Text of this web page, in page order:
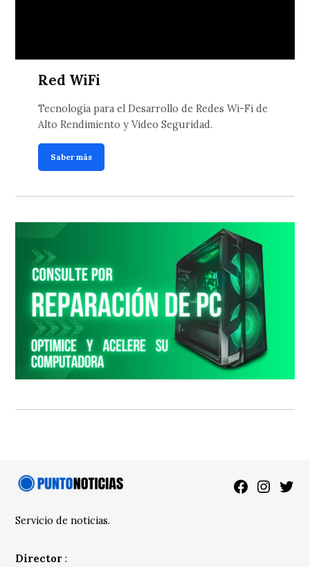
Red WiFi
Tecnología para el Desarrollo de Redes Wi-Fi de
Alto Rendimiento y Video Seguridad.
Saber más
Facebook
Servicio de noticias.
Director :